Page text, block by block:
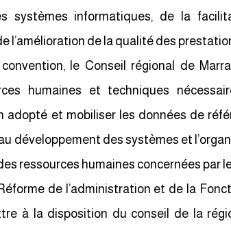
systèmes informatiques, de la
l’amélioration de la qualité des
le Conseil régional de
humaines et techniques
adopté et mobiliser les données de
développement des systèmes et
ressources humaines concernées par
de l’administration et de la
à la disposition du conseil de la